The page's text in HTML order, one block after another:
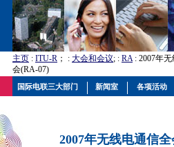
主页 : ITU-R ； : 大会和会议; : RA: 2007年
会(RA-07)
2007年无线电通信
国际电联三大部门 新闻室 各项活动